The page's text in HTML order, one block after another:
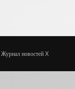
Журнал новостей X